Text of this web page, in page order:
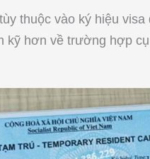
thuộc vào ký hiệu
kỹ hơn về trường hợp